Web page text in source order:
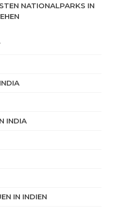
NATIONALPARKS IN
INDIA
IN INDIEN